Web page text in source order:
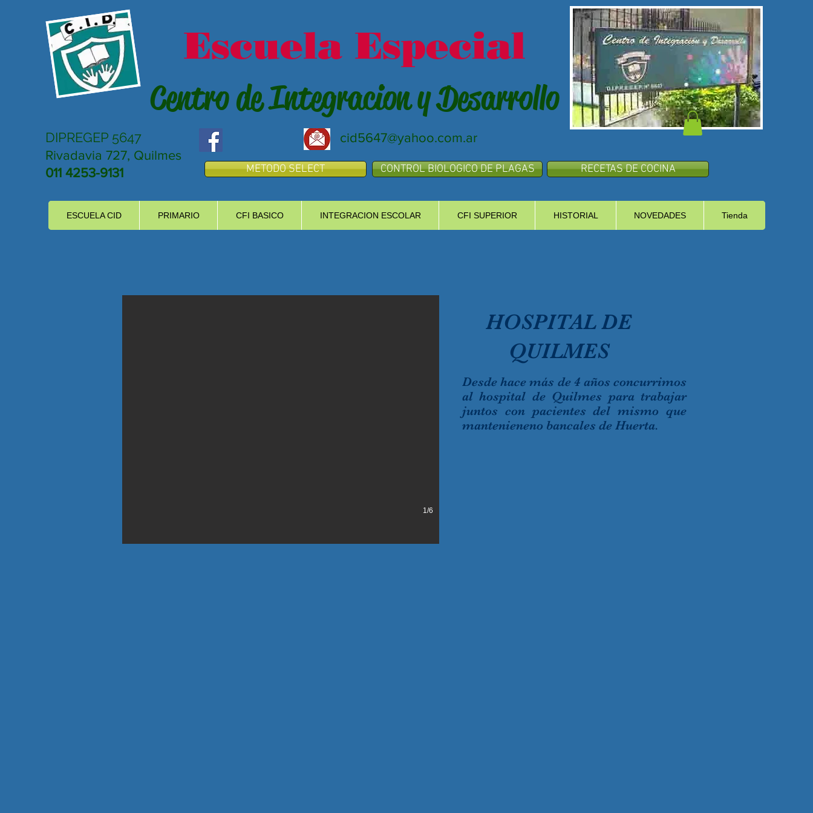
Escuela Especial
Centro de Integracion y Desarrollo
cid5647@yahoo.com.ar
DIPREGEP 5647
Rivadavia 727, Quilmes
011 4253-9131
RECETAS DE COCINA
CONTROL BIOLOGICO DE PLAGAS
ESCUELA CID PRIMARIO CFI BASICO INTEGRACION ESCOLAR CFI SUPERIOR HISTORIAL NOVEDADES Tienda
METODO SELECT
1/6
Desde hace más de 4 años concurrimos
al hospital de Quilmes para trabajar
juntos con pacientes del mismo que
mantenieneno bancales de Huerta.
HOSPITAL DE
QUILMES